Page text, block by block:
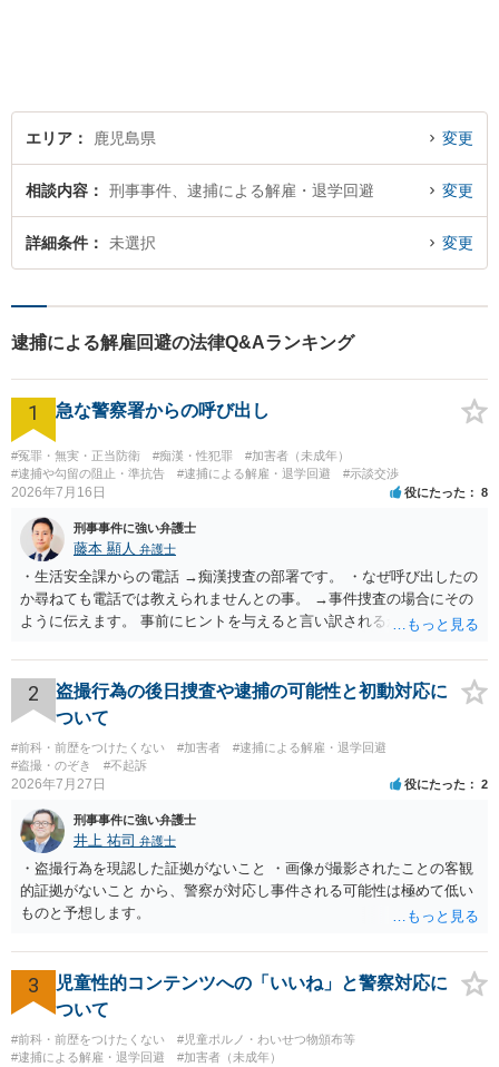
エリア 鹿児島県 変更
相談内容 刑事事件、逮捕による解雇・退学回避 変更
詳細条件 未選択 変更
逮捕による解雇回避の法律Q&Aランキング
1 急な警察署からの呼び出し
#冤罪・無実・正当防衛 #痴漢・性犯罪
#加害者（未成年）
#逮捕や勾留の阻止・準抗告
#逮捕による解雇・退学回避 #示談交渉
2026年7月16日 役にたった 8
刑事事件に強い弁護士
藤本 顯人 弁護士
・生活安全課からの電話 →痴漢捜査の部署です。 ・なぜ呼び出したの
か尋ねても電話では教えられませんとの事。 →事件捜査の場合にその
ように伝えます。 事前にヒントを与えると言い訳されるからです。 ・
たり →やはり痴漢として疑われているのでは。 そもそも痴漢をやって
ないのであれば、何も疑われる筋合いは無いわけですし狼狽える必要
はないですね。
2
盗撮行為の後日捜査や逮捕の可能性と初動対応に
ついて
#前科・前歴をつけたくない #加害者
#逮捕による解雇・退学回避
#盗撮・のぞき
#不起訴
2026年7月27日 役にたった 2
刑事事件に強い弁護士
井上 祐司 弁護士
・盗撮行為を現認した証拠がないこと ・画像が撮影されたことの客観
的証拠がないこと から、警察が対応し事件される可能性は極めて低い
ものと予想します。
3
児童性的コンテンツへの「いいね」と警察対応に
ついて
#前科・前歴をつけたくない
#児童ポルノ・わいせつ物頒布等
#逮捕による解雇・退学回避
#加害者（未成年）